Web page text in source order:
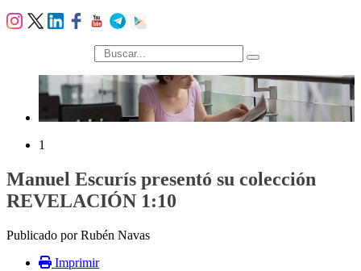
búsqueda
1
Manuel Escurís presentó su colección
REVELACIÓN 1:10
Publicado por Rubén Navas
Imprimir